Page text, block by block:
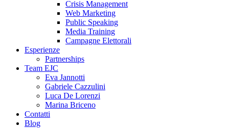
Crisis Management
Web Marketing
Public Speaking
Media Training
Campagne Elettorali
Esperienze
Partnerships
Team EJC
Eva Jannotti
Gabriele Cazzulini
Luca De Lorenzi
Marina Briceno
Contatti
Blog